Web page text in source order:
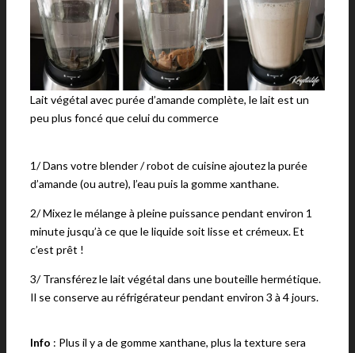
Lait végétal avec purée d’amande complète, le lait est un
peu plus foncé que celui du commerce
1/ Dans votre blender / robot de cuisine ajoutez la purée
d’amande (ou autre), l’eau puis la gomme xanthane.
2/ Mixez le mélange à pleine puissance pendant environ 1
minute jusqu’à ce que le liquide soit lisse et crémeux. Et
c’est prêt !
3/ Transférez le lait végétal dans une bouteille hermétique.
Il se conserve au réfrigérateur pendant environ 3 à 4 jours.
Info : Plus il y a de gomme xanthane, plus la texture sera